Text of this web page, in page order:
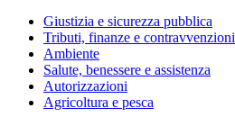
Giustizia e sicurezza pubblica
Tributi, finanze e contravvenzioni
Ambiente
Salute, benessere e assistenza
Autorizzazioni
Agricoltura e pesca